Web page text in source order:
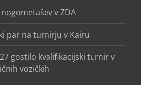
v ZDA
par na turnirju v Kairu
gostilo kvalifikacijski turnir v
vozičkih